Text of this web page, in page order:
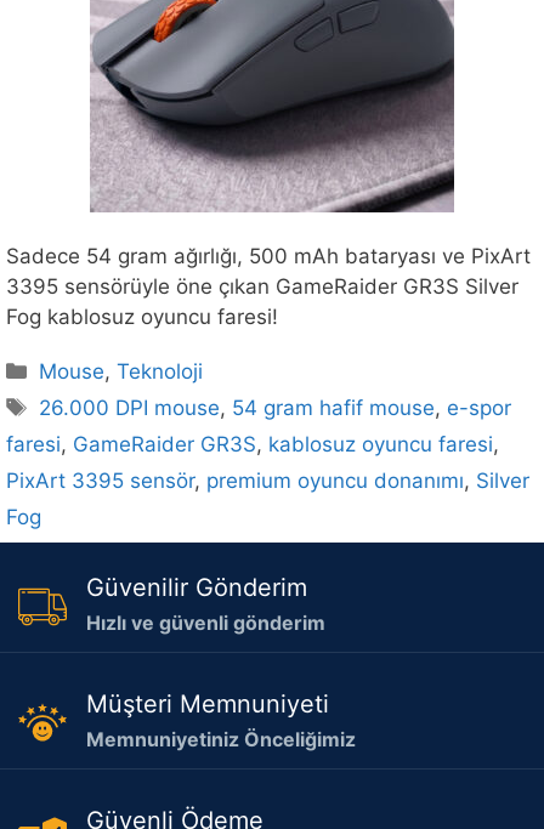
Sadece 54 gram ağırlığı, 500 mAh bataryası ve PixArt
3395 sensörüyle öne çıkan GameRaider GR3S Silver
Fog kablosuz oyuncu faresi!
Kategoriler
Mouse,Teknoloji
Etiketler
26.000 DPI mouse, 54 gram hafif mouse, e-spor
faresi, GameRaider GR3S, kablosuz oyuncu faresi,
PixArt 3395 sensör, premium oyuncu donanımı, Silver
Fog
Güvenilir Gönderim
Hızlı ve güvenli gönderim
Müşteri Memnuniyeti
Memnuniyetiniz Önceliğimiz
Güvenli Ödeme